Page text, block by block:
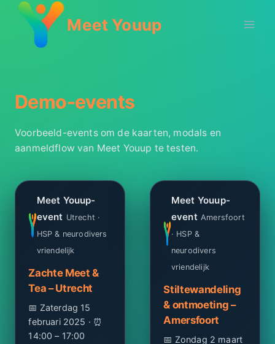
Doorgaan
Meet Youup
Demo-events
Voorbeeld-events om de kaarten, modals en
aanmeldflow van Meet Youup te testen.
Meet Youup-
event Utrecht ·
HSP & neurodivers
vriendelijk
Zachte Meet &
Tea – Utrecht
📅 Zaterdag 15
februari 2025 · ⏰
14:00 – 17:00
Meet Youup-
event Amersfoort
· HSP &
neurodivers
vriendelijk
Stiltewandeling
& ontmoeting –
Amersfoort
📅 Zondag 2 maart